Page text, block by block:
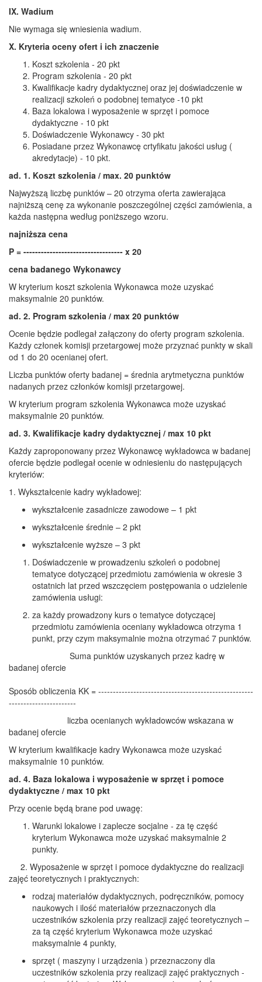
IX. Wadium
Nie wymaga się wniesienia wadium.
X. Kryteria oceny ofert i ich znaczenie
Koszt szkolenia - 20 pkt
Program szkolenia - 20 pkt
Kwalifikacje kadry dydaktycznej oraz jej doświadczenie w
realizacji szkoleń o podobnej tematyce -10 pkt
Baza lokalowa i wyposażenie w sprzęt i pomoce
dydaktyczne - 10 pkt
Doświadczenie Wykonawcy - 30 pkt
Posiadane przez Wykonawcę crtyfikatu jakości usług (
akredytacje) - 10 pkt.
ad. 1. Koszt szkolenia / max. 20 punktów
Najwyższą liczbę punktów – 20 otrzyma oferta zawierająca
najniższą cenę za wykonanie poszczególnej części zamówienia, a
każda następna według poniższego wzoru.
najniższa cena
P = ---------------------------------- x 20
cena badanego Wykonawcy
W kryterium koszt szkolenia Wykonawca może uzyskać
maksymalnie 20 punktów.
ad. 2. Program szkolenia / max 20 punktów
Ocenie będzie podlegał załączony do oferty program szkolenia.
Każdy członek komisji przetargowej może przyznać punkty w skali
od 1 do 20 ocenianej ofert.
Liczba punktów oferty badanej = średnia arytmetyczna punktów
nadanych przez członków komisji przetargowej.
W kryterium program szkolenia Wykonawca może uzyskać
maksymalnie 20 punktów.
ad. 3. Kwalifikacje kadry dydaktycznej / max 10 pkt
Każdy zaproponowany przez Wykonawcę wykładowca w badanej
ofercie będzie podlegał ocenie w odniesieniu do następujących
kryteriów:
1. Wykształcenie kadry wykładowej:
wykształcenie zasadnicze zawodowe – 1 pkt
wykształcenie średnie – 2 pkt
wykształcenie wyższe – 3 pkt
Doświadczenie w prowadzeniu szkoleń o podobnej
tematyce dotyczącej przedmiotu zamówienia w okresie 3
ostatnich lat przed wszczęciem postępowania o udzielenie
zamówienia usługi:
za każdy prowadzony kurs o tematyce dotyczącej
przedmiotu zamówienia oceniany wykładowca otrzyma 1
punkt, przy czym maksymalnie można otrzymać 7 punktów.
Suma punktów uzyskanych przez kadrę w
badanej ofercie
Sposób obliczenia KK = -----------------------------------------------------
-----------------------
liczba ocenianych wykładowców wskazana w
badanej ofercie
W kryterium kwalifikacje kadry Wykonawca może uzyskać
maksymalnie 10 punktów.
ad. 4. Baza lokalowa i wyposażenie w sprzęt i pomoce
dydaktyczne / max 10 pkt
Przy ocenie będą brane pod uwagę:
Warunki lokalowe i zaplecze socjalne - za tę część
kryterium Wykonawca może uzyskać maksymalnie 2
punkty.
2. Wyposażenie w sprzęt i pomoce dydaktyczne do realizacji
zajęć teoretycznych i praktycznych:
rodzaj materiałów dydaktycznych, podręczników, pomocy
naukowych i ilość materiałów przeznaczonych dla
uczestników szkolenia przy realizacji zajęć teoretycznych –
za tą część kryterium Wykonawca może uzyskać
maksymalnie 4 punkty,
sprzęt ( maszyny i urządzenia ) przeznaczony dla
uczestników szkolenia przy realizacji zajęć praktycznych -